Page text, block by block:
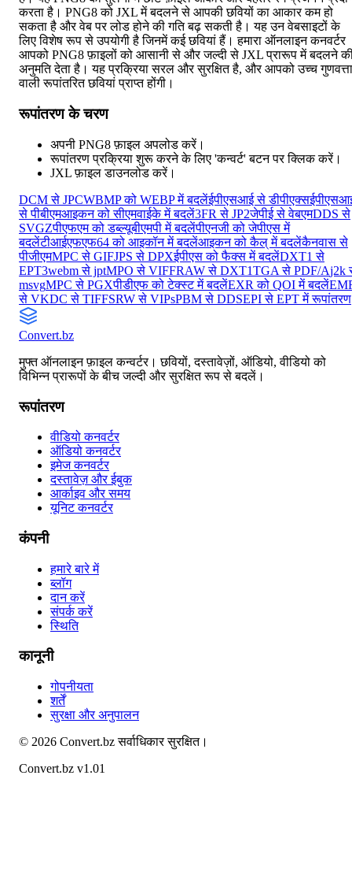
करता है। PNG8 को JXL में बदलने से आपकी छवियों का आकार कम हो
सकता है और वेब पर लोड होने की गति बढ़ सकती है। यह उन वेबसाइटों के
लिए विशेष रूप से उपयोगी है जिनमें कई छवियां हैं। हमारा ऑनलाइन कनवर्टर
आपको PNG8 फ़ाइलों को आसानी से और जल्दी से JXL प्रारूप में बदलने
अनुमति देता है। यह प्रक्रिया सरल और सुरक्षित है, और आपको उच्च गुणवत्ता
वाली रूपांतरित छवियां प्राप्त होंगी।
रूपांतरण के चरण
अपनी PNG8 फ़ाइल अपलोड करें।
रूपांतरण प्रक्रिया शुरू करने के लिए 'कन्वर्ट' बटन पर क्लिक करें।
JXL फ़ाइल डाउनलोड करें।
DCM से JPCWBMP को WEBP में बदलेंईपीएसआई से डीपीएक्स
से पीबीएमआइकन को सीएमवाईके में बदलें3FR से JP2जेपीई से वेबएमDDS से
SVGZपीएफएम को डब्ल्यूबीएमपी में बदलेंपीएनजी को जेपीएस में
बदलेंटीआईएफएफ64 को आइकॉन में बदलेंआइकन को कैल् में बदलेंकैनवास से
पीजीएमMPC से GIFJPS से DPXईपीएस को फैक्स में बदलेंDXT1 से
EPT3webm से jptMPO से VIFFRAW से DXT1TGA से PDF/Aj2k
msvgMPC से PGXपीडीएफ को टेक्स्ट में बदलेंEXR को QOI में बदलें
से VKDC से TIFFSRW से VIPsPBM से DDSEPI से EPT में रूपांतरण
Convert.bz
मुफ्त ऑनलाइन फ़ाइल कन्वर्टर। छवियों, दस्तावेज़ों, ऑडियो, वीडियो को
विभिन्न प्रारूपों के बीच जल्दी और सुरक्षित रूप से बदलें।
रूपांतरण
वीडियो कनवर्टर
ऑडियो कनवर्टर
इमेज कनवर्टर
दस्तावेज़ और ईबुक
आर्काइव और समय
यूनिट कनवर्टर
कंपनी
हमारे बारे में
ब्लॉग
दान करें
संपर्क करें
स्थिति
कानूनी
गोपनीयता
शर्तें
सुरक्षा और अनुपालन
© 2026 Convert.bzसर्वाधिकार सुरक्षित।
Convert.bz v1.01